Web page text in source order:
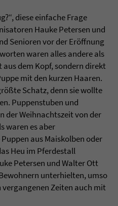
diese einfache Frage
Hauke Petersen und
Senioren vor der Eröffnung
waren alles andere als
dem Kopf, sondern direkt
mit den kurzen Haaren.
Schatz, denn sie wollte
Puppenstuben und
der Weihnachtszeit von der
waren es aber
aus Maiskolben oder
Heu im Pferdestall
Petersen und Walter Ott
unterhielten, umso
Zeiten auch mit